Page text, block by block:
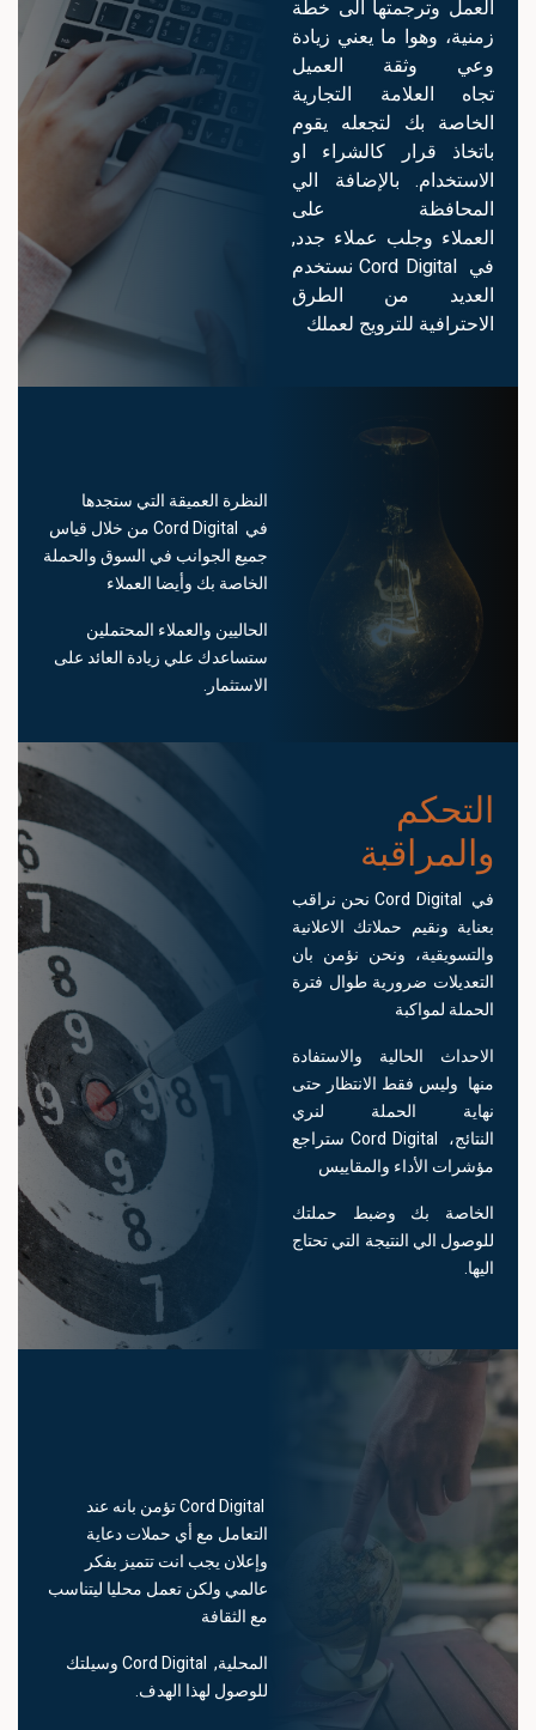
العمل وترجمتها الى خطة
زمنية، وهوا ما يعني زيادة
وعي وثقة العميل
تجاه العلامة التجارية
الخاصة بك لتجعله يقوم
باتخاذ قرار كالشراء او
الاستخدام. بالإضافة الي
المحافظة على
العملاء وجلب​ عملاء جدد,
في Cord Digital نستخدم
العديد من الطرق
الاحترافية للترويج لعملك
النظرة العميقة التي ستجدها
في Cord Digital من خلال قياس
جميع الجوانب في السوق والحملة
الخاصة بك وأيضا العملاء
الحاليين والعملاء المحتملين
ستساعدك علي زيادة العائد على
الاستثمار.
التحكم
والمراقبة
في Cord Digital نحن نراقب
بعناية ونقيم حملاتك الاعلانية
والتسويقية، ونحن نؤمن بان
التعديلات ضرورية طوال فترة
الحملة لمواكبة
الاحداث الحالية والاستفادة
منها وليس فقط الانتظار حتى
نهاية الحملة لنري
النتائج، Cord Digital ستراجع
مؤشرات الأداء والمقاييس
الخاصة بك وضبط حملتك
للوصول الي النتيجة التي تحتاج
اليها.
Cord Digital تؤمن بانه عند
التعامل مع أي حملات دعاية
وإعلان يجب انت تتميز بفكر
عالمي ولكن تعمل محليا ليتناسب
مع الثقافة
المحلية, Cord Digital وسيلتك
للوصول لهذا الهدف.